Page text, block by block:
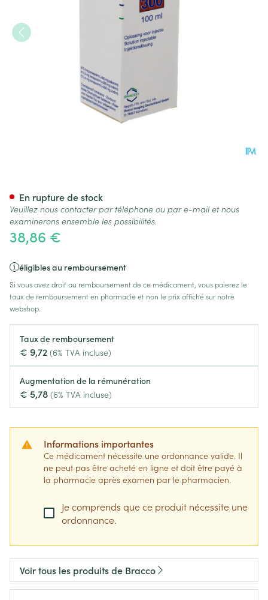
38,86 €
éligibles au remboursement
Si vous avez droit au remboursement de ce médicament, vous paierez le
taux de remboursement en pharmacie et non le prix affiché sur notre
webshop.
Taux de remboursement
€ 9,72 (6% TVA incluse)
Augmentation de la rémunération
€ 5,78 (6% TVA incluse)
Informations importantes
Ce médicament nécessite une ordonnance valide. Il
ne peut pas être acheté en ligne et doit être payé à
la pharmacie après examen par le pharmacien.
Je comprends que ce produit nécessite une
ordonnance.
En rupture de stock
Veuillez nous contacter par téléphone ou par e-mail et nous
examinerons ensemble les possibilités.
Voir tous les produits de Bracco